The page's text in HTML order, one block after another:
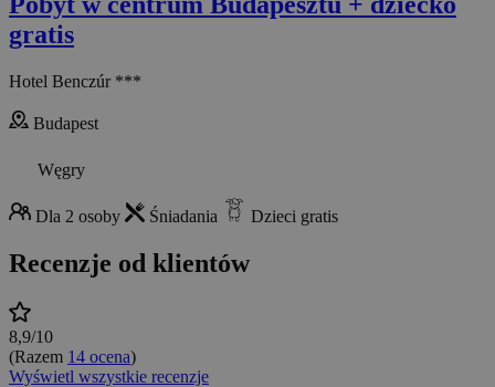
gratis
Hotel Benczúr ***
Budapest
Węgry
Dla 2 osoby Śniadania Dzieci gratis
Recenzje od klientów
8,9/10
(Razem 14 ocena)
Wyświetl wszystkie recenzje